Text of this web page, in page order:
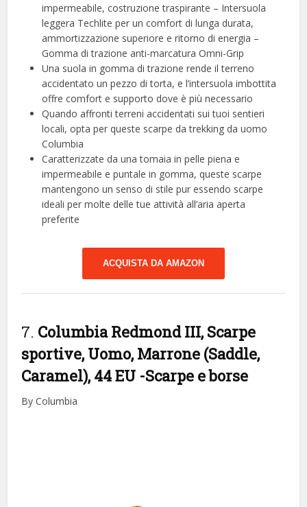
impermeabile, costruzione traspirante – Intersuola
leggera Techlite per un comfort di lunga durata,
ammortizzazione superiore e ritorno di energia –
Gomma di trazione anti-marcatura Omni-Grip
Una suola in gomma di trazione rende il terreno
accidentato un pezzo di torta, e l’intersuola imbottita
offre comfort e supporto dove è più necessario
Quando affronti terreni accidentati sui tuoi sentieri
locali, opta per queste scarpe da trekking da uomo
Columbia
Caratterizzate da una tomaia in pelle piena e
impermeabile e puntale in gomma, queste scarpe
mantengono un senso di stile pur essendo scarpe
ideali per molte delle tue attività all’aria aperta
preferite
ACQUISTA DA AMAZON
7. Columbia Redmond III, Scarpe
sportive, Uomo, Marrone (Saddle,
Caramel), 44 EU -Scarpe e borse
By Columbia